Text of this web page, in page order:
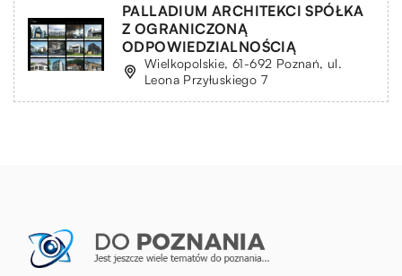
PALLADIUM ARCHITEKCI SPÓŁKA
Z OGRANICZONĄ
ODPOWIEDZIALNOŚCIĄ
Wielkopolskie, 61-692 Poznań, ul.
Leona Przyłuskiego 7